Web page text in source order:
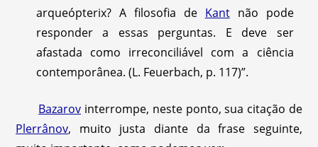
arqueópterix? A filosofia de Kantnão pode
responder a essas perguntas. E deve ser
afastada como irreconciliável com a ciência
contemporânea. (L. Feuerbach, p. 117)”.
Bazarov interrompe, neste ponto, sua citação de
Plerrânov, muito justa diante da frase seguinte,